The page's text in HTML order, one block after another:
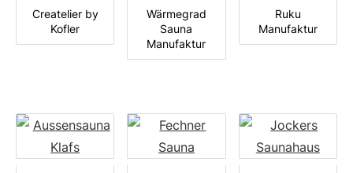
Createlier by
Kofler
Wärmegrad
Sauna
Manufaktur
Ruku
Manufaktur